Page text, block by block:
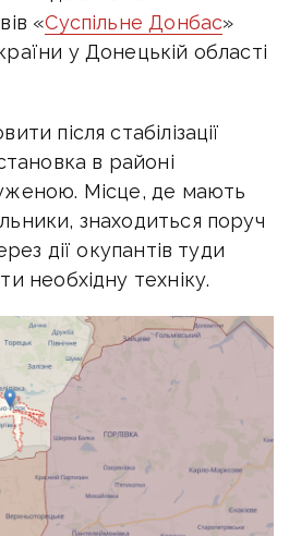
«Суспільне Донбас»
у Донецькій області
після стабілізації
в районі
Місце, де мають
знаходиться поруч
дії окупантів туди
необхідну техніку.